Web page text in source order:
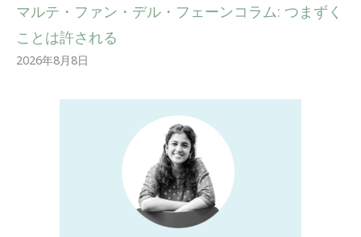
マルテ・ファン・デル・フェーンコラム: つまずく
ことは許される
2026年8月8日